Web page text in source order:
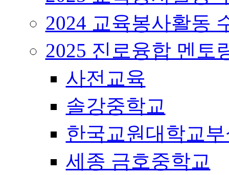
2024 교육봉사활동
2025 진로융합 멘토
사전교육
솔강중학교
한국교원대학교
세종 금호중학교